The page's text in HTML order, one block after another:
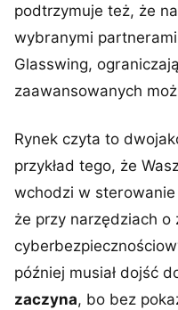
podtrzymuje też, że
wybranymi
Glasswing,
zaawansowanych
Rynek czyta to
przykład tego, że
wchodzi w
że przy narzędziach o
później musiał dojść
zaczyna, bo bez